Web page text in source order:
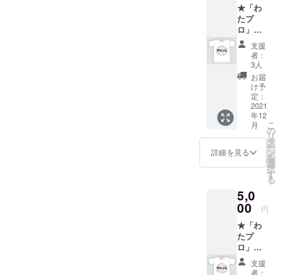
★「わ
たプ
ロ」ロ
ゴ入りT
シャツ
（サイ
ズ：
S/M/L/X
L） ★
お礼状
【Tシャ
ツサイ
ズ＜参
考サイ
ズ＞】
S：胸囲
/ 着丈６
３cm
M：胸
囲９１
cm / 着
丈６６
cm L：
胸囲９
支援
者：
3人
お届
け予
定：
2021
年12
月
詳細を見る
こ
の
リ
タ
ー
ン
を
選
択
す
る
5,0
00 円
★「わ
たプ
ロ」ロ
ゴ入りT
シャツ
支援
者：